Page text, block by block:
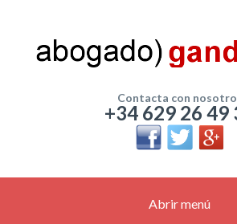
Contacta con
+34 629 26 49
Abrir menú